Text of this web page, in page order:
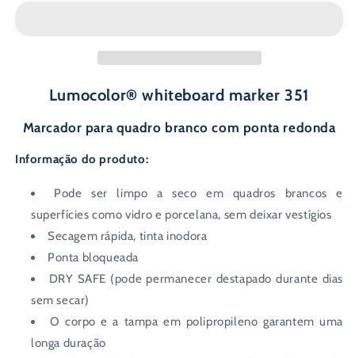
Lumocolor® whiteboard marker 351
Marcador para quadro branco com ponta redonda
Informação do produto:
Pode ser limpo a seco em quadros brancos e
superfícies como vidro e porcelana, sem deixar vestígios
Secagem rápida, tinta inodora
Ponta bloqueada
DRY SAFE (pode permanecer destapado durante dias
sem secar)
O corpo e a tampa em polipropileno garantem uma
longa duração